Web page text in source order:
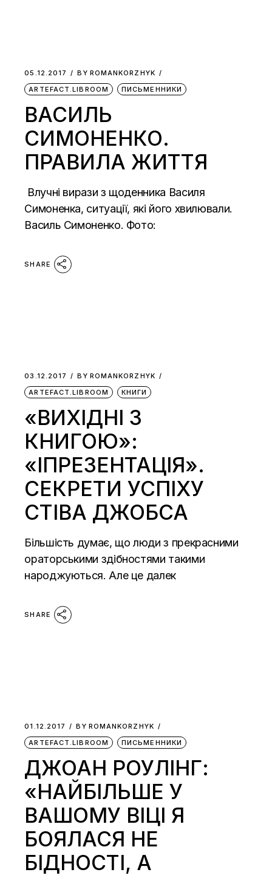
05.12.2017 BY ROMANKORZHYK
ARTEFACT.LIBROOM
ПИСЬМЕННИКИ
ВАСИЛЬ
СИМОНЕНКО.
ПРАВИЛА ЖИТТЯ
Влучні вирази з щоденника Василя
Симоненка, ситуації, які його хвилювали.
Василь Симоненко. Фото:
SHARE
03.12.2017 BY ROMANKORZHYK
ARTEFACT.LIBROOM
КНИГИ
«ВИХІДНІ З
КНИГОЮ»:
«ІПРЕЗЕНТАЦІЯ».
СЕКРЕТИ УСПІХУ
СТІВА ДЖОБСА
Більшість думає, що люди з прекрасними
ораторськими здібностями такими
народжуються. Але це далек
SHARE
01.12.2017 BY ROMANKORZHYK
ARTEFACT.LIBROOM
ПИСЬМЕННИКИ
ДЖОАН РОУЛІНГ:
«НАЙБІЛЬШЕ У
ВАШОМУ ВІЦІ Я
БОЯЛАСЯ НЕ
БІДНОСТІ, А